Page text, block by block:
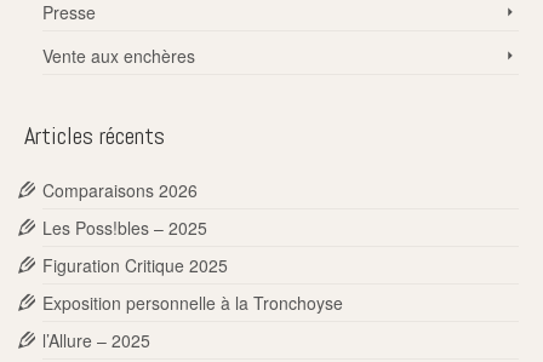
Presse
Vente aux enchères
Articles récents
Comparaisons 2026
Les Poss!bles – 2025
Figuration Critique 2025
Exposition personnelle à la Tronchoyse
l’Allure – 2025